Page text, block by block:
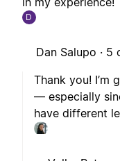
D
Dan Salupo · 5
Thank you! I’m
— especially
have different